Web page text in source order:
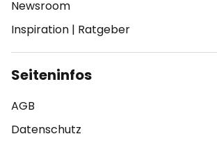
Newsroom
Inspiration | Ratgeber
Seiteninfos
AGB
Datenschutz